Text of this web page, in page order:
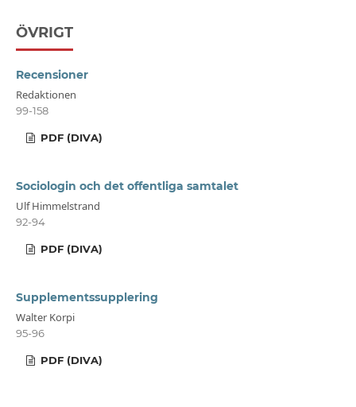
ÖVRIGT
Recensioner
Redaktionen
99-158
PDF (DIVA)
Sociologin och det offentliga samtalet
Ulf Himmelstrand
92-94
PDF (DIVA)
Supplementssupplering
Walter Korpi
95-96
PDF (DIVA)